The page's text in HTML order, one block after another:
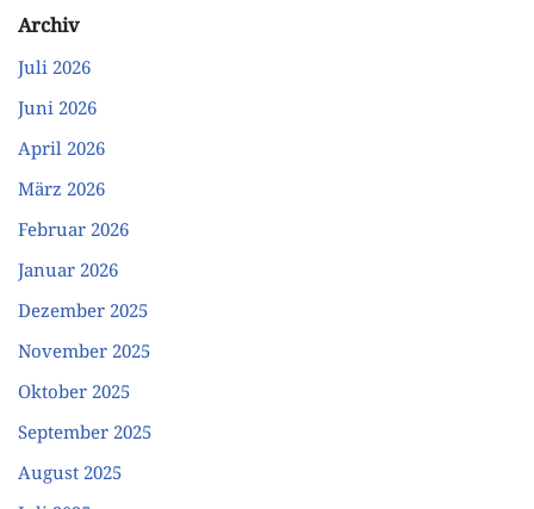
Archiv
Juli 2026
Juni 2026
April 2026
März 2026
Februar 2026
Januar 2026
Dezember 2025
November 2025
Oktober 2025
September 2025
August 2025